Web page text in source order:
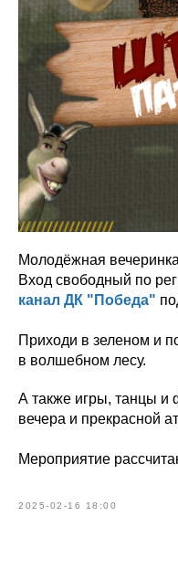
Молодёжная
Вход свободный по
канал ДК "Победа"
Приходи в зеленом и
в волшебном лесу.
А также игры, танцы и
вечера и прекрасной
Мероприятие
2025-02-16 18:00